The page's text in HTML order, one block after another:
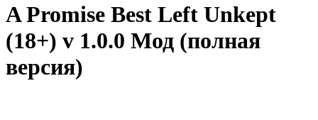
A Promise Best Left Unkept
(18+) v 1.0.0 Мод (полная
версия)